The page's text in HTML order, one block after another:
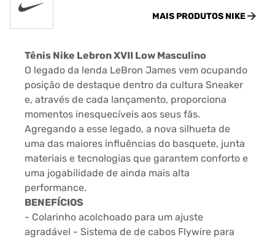
MAIS PRODUTOS NIKE
Tênis Nike Lebron XVII Low Masculino
O legado da lenda LeBron James vem ocupando
posição de destaque dentro da cultura Sneaker
e, através de cada lançamento, proporciona
momentos inesquecíveis aos seus fãs.
Agregando a esse legado, a nova silhueta de
uma das maiores influências do basquete, junta
materiais e tecnologias que garantem conforto e
uma jogabilidade de ainda mais alta
performance.
BENEFÍCIOS
- Colarinho acolchoado para um ajuste
agradável - Sistema de de cabos Flywire para